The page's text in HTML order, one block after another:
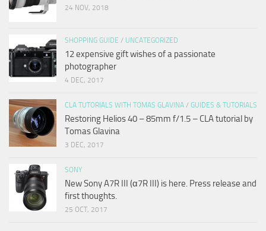
24 NOV, 2018
SHOPPING GUIDE / UNCATEGORIZED
12 expensive gift wishes of a passionate
photographer
4 DEC, 2017
CLA TUTORIALS WITH TOMAS GLAVINA / GUIDES & TUTORIALS
Restoring Helios 40 – 85mm f/1.5 – CLA tutorial by
Tomas Glavina
3 DEC, 2017
SONY
New Sony A7R III (α7R III) is here. Press release and
first thoughts.
25 OCT, 2017